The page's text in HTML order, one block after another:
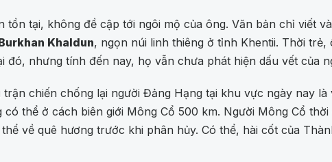
tại, không đề cập tới ngôi mộ của ông. Văn bản chỉ viết
Khaldun, ngọn núi linh thiêng ở tỉnh Khentii. Thời
nhưng tính đến nay, họ vẫn chưa phát hiện dấu vết của
chiến chống lại người Đảng Hạng tại khu vực ngày nay
thể ở cách biên giới Mông Cổ 500 km. Người Mông Cổ
về quê hương trước khi phân hủy. Có thể, hài cốt của